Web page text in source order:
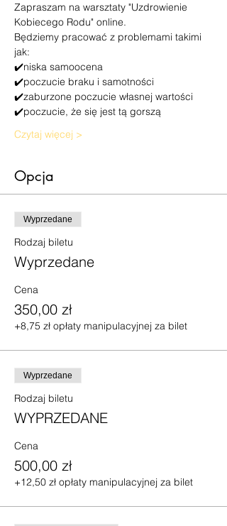
Zapraszam na warsztaty "Uzdrowienie
Kobiecego Rodu" online.
Będziemy pracować z problemami takimi
jak:
✔️niska samoocena
✔️poczucie braku i samotności
✔️zaburzone poczucie własnej wartości
✔️poczucie, że się jest tą gorszą
Czytaj więcej >
Opcja
Wyprzedane
Rodzaj biletu
Wyprzedane
Cena
350,00 zł
+8,75 zł opłaty manipulacyjnej za bilet
Wyprzedane
Rodzaj biletu
WYPRZEDANE
Cena
500,00 zł
+12,50 zł opłaty manipulacyjnej za bilet